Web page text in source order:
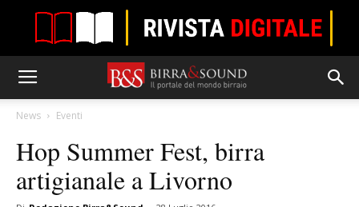
News Eventi
Hop Summer Fest, birra
artigianale a Livorno